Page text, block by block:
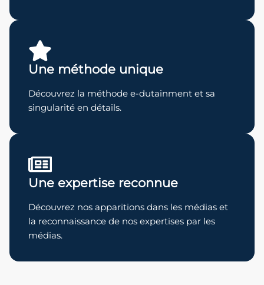
Une méthode unique
Découvrez la méthode e-dutainment et sa
singularité en détails.
Une expertise reconnue
Découvrez nos apparitions dans les médias et
la reconnaissance de nos expertises par les
médias.